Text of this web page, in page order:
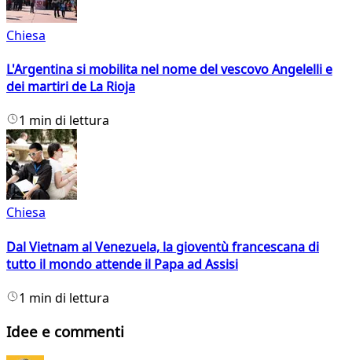
Chiesa
L'Argentina si mobilita nel nome del vescovo Angelelli e
dei martiri de La Rioja
1 min di lettura
Chiesa
Dal Vietnam al Venezuela, la gioventù francescana di
tutto il mondo attende il Papa ad Assisi
1 min di lettura
Idee e commenti